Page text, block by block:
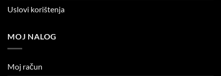
Uslovi korištenja
MOJ NALOG
Moj račun